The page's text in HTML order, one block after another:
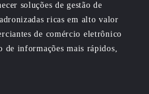
soluções de gestão de
ricas em alto valor
de comércio eletrônico
de informações mais rápidos,